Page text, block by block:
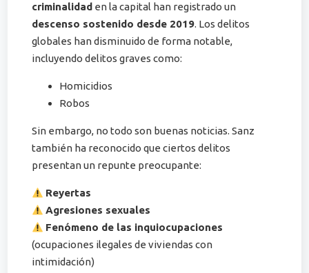
criminalidad en la capital han registrado un
descenso sostenido desde 2019. Los delitos
globales han disminuido de forma notable,
incluyendo delitos graves como:
Homicidios
Robos
Sin embargo, no todo son buenas noticias. Sanz
también ha reconocido que ciertos delitos
presentan un repunte preocupante:
Reyertas
Agresiones sexuales
Fenómeno de las inquiocupaciones
(ocupaciones ilegales de viviendas con
intimidación)